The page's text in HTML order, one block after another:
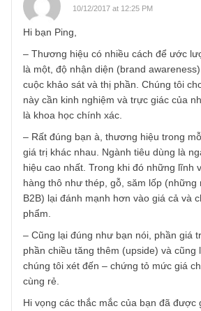
và thương hiệu của mỗi các công
khác nhau có thể mang lại giá trị
chẳng hạn như thương hiệu trong
chăng mang lại lợi nhuận, nhiều
gia dụng,?)
Dạ theo em hiểu thì trong việc
như cổ phiếu cmn, thì anh chị đã
Nói cách khác, em hiểu ý anh chị
như một biên an toàn thêm nữa mà
Nhờ anh chị giải đáp thêm giùm
REPLY
TGN_S.A.F.E Team
10/12/2017 at 12:25 PM
Hi bạn Ping,
– Thương hiệu có nhiều cách để